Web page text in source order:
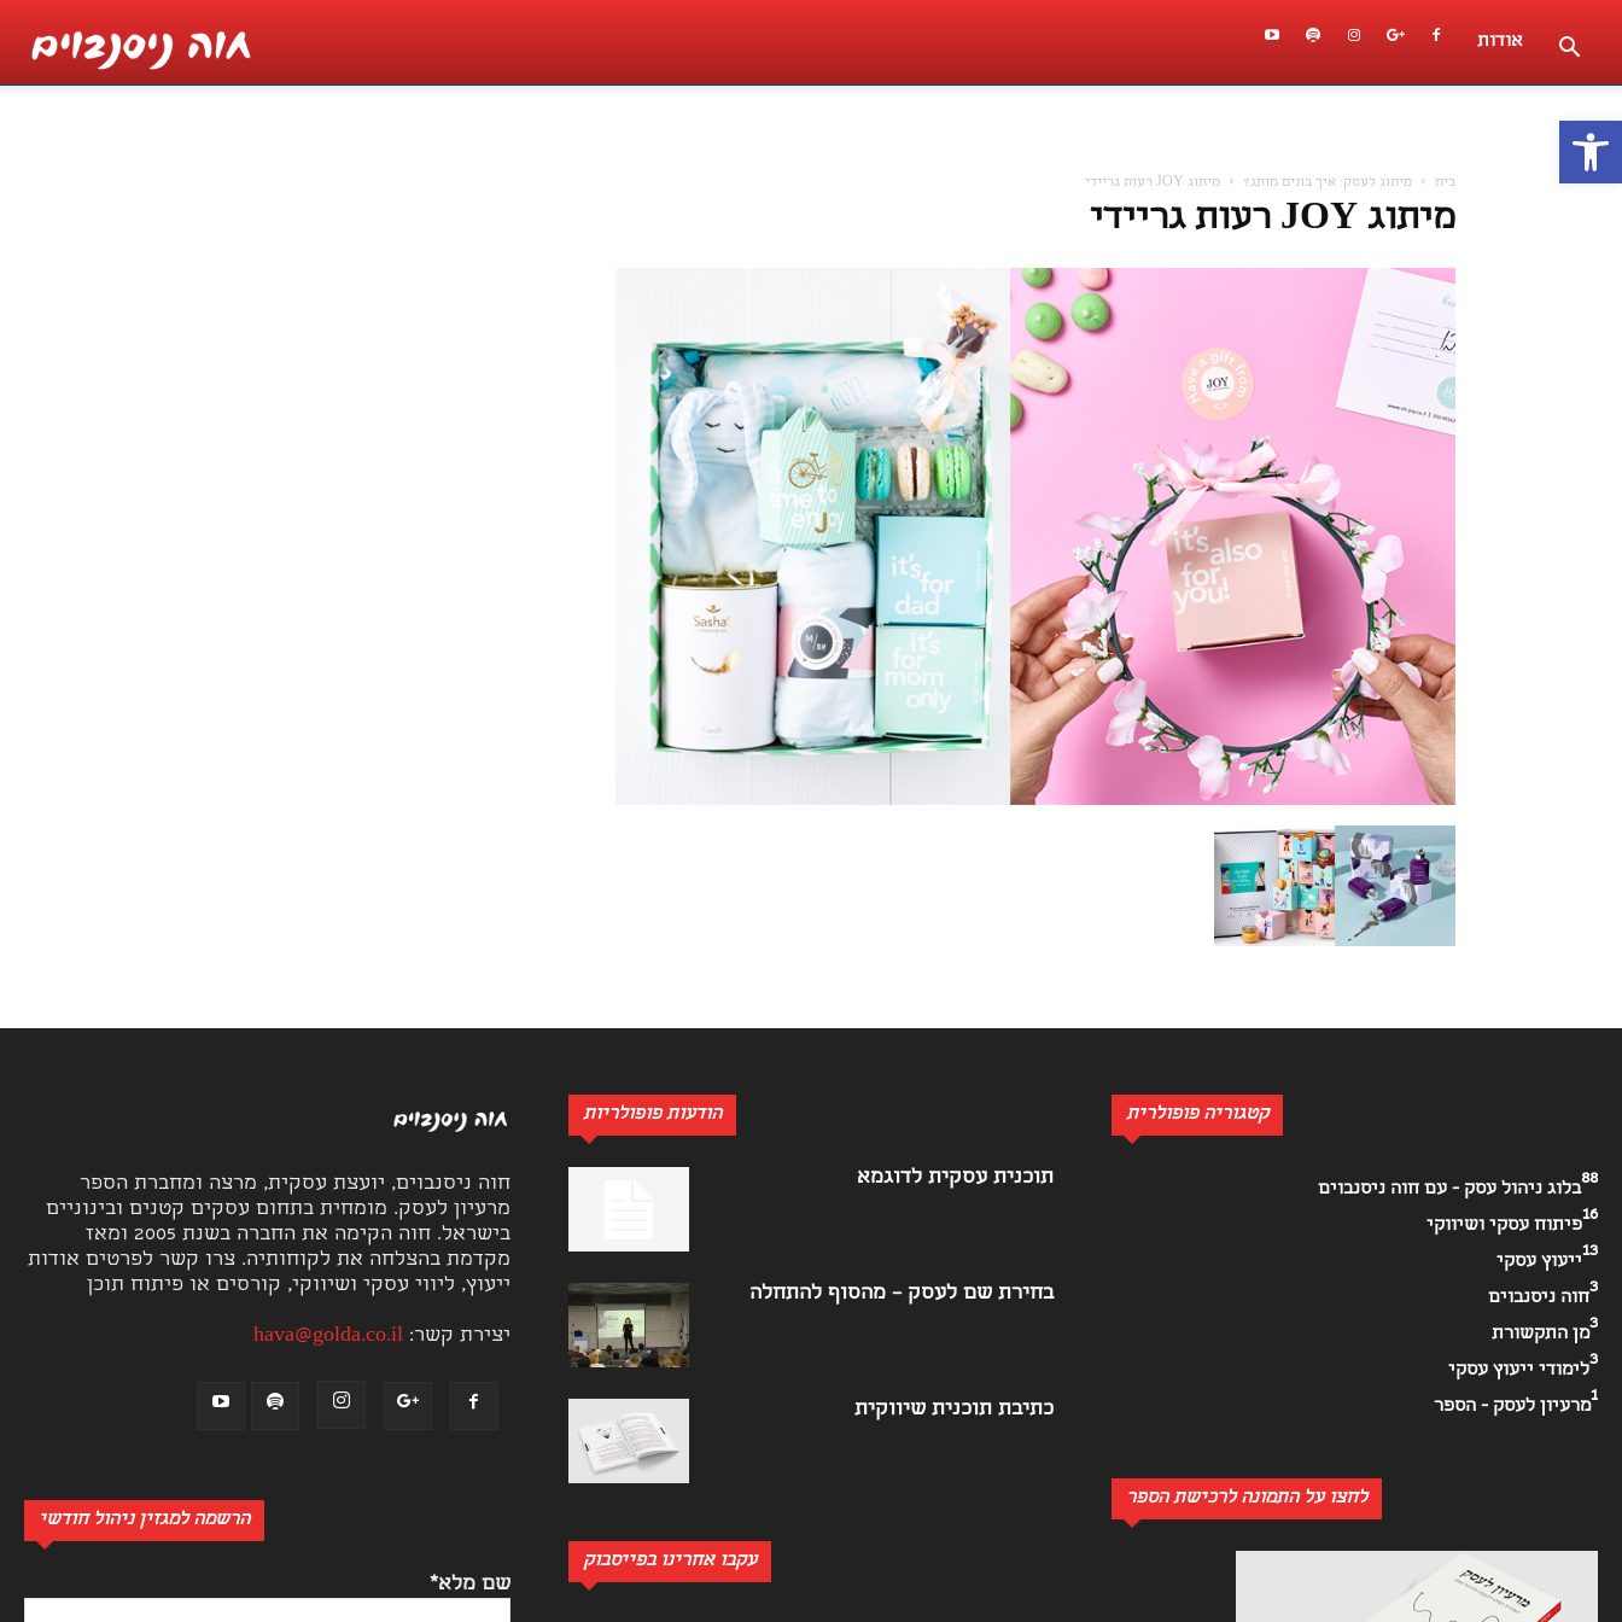
פתח סרגל נגישות
אודות
בית מיתוג לעסק: איך בונים מותג? מיתוג JOY רעות גריידי
מיתוג JOY רעות גריידי
חוה ניסנבוים, יועצת עסקית, מרצה ומחברת הספר
מרעיון לעסק. מומחית בתחום עסקים קטנים ובינוניים
בישראל. חוה הקימה את החברה בשנת 2005 ומאז
מקדמת בהצלחה את לקוחותיה. צרו קשר לפרטים אודות
ייעוץ, ליווי עסקי ושיווקי, קורסים או פיתוח תוכן
יצירת קשר:hava@golda.co.il
הרשמה למגזין ניהול חודשי
שם מלא*
הודעות פופולריות
תוכנית עסקית לדוגמא
בחירת שם לעסק – מהסוף להתחלה
כתיבת תוכנית שיווקית
עקבו אחרינו בפייסבוק
קטגוריה פופולרית
בלוג ניהול עסק - עם חוה ניסנבוים
88
פיתוח עסקי ושיווקי
16
ייעוץ עסקי
13
חוה ניסנבוים
3
מן התקשורת
3
לימודי ייעוץ עסקי
3
מרעיון לעסק - הספר
1
לחצו על התמונה לרכישת הספר